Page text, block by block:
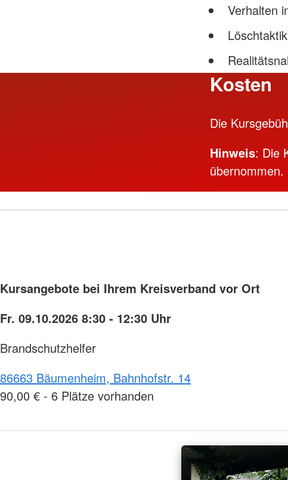
Verhalten
Kosten
Die
Hinweis: Die
übernommen.
Kursangebote bei Ihrem Kreisverband vor Ort
Fr. 09.10.2026 8:30 - 12:30 Uhr
Brandschutzhelfer
86663 Bäumenheim, Bahnhofstr. 14
90,00 € - 6 Plätze vorhanden